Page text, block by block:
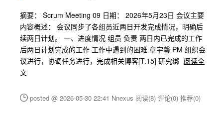
摘要： Scrum Meeting 09 日期： 2026年5月23日 会议主要
内容概述： 会议同步了各组员近两日开发完成情况，明确后
续两日计划。 一、进度情况 组员 负责 两日内已完成的工作
后两日计划完成的工作 工作中遇到的困难 章宇馨 PM 组织会
议进行，协调任务进行，完成相关博客[T.15] 研究绑 阅读全
文
posted @ 2026-05-30 22:41 Nnexus 阅读(8) 评论(0) 推荐(0)